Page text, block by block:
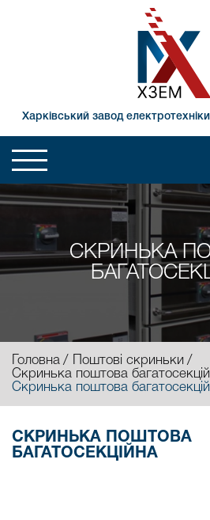
Харківський завод
СКРИНЬКА
Головна
Поштові скриньки
Скринька поштова
Скринька поштова
СКРИНЬКА ПОШТОВА
БАГАТОСЕКЦІЙНА